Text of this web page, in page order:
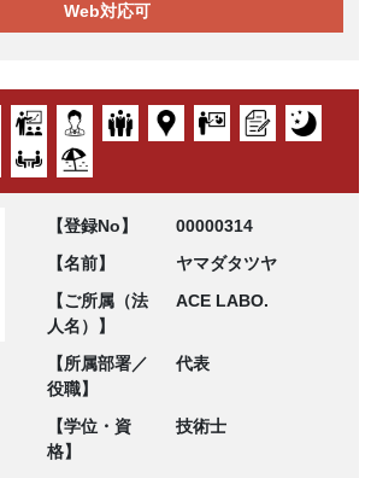
Web対応可
【登録No】
00000314
【名前】
ヤマダタツヤ
【ご所属（法
人名）】
ACE LABO.
【所属部署／
役職】
代表
【学位・資
格】
技術士